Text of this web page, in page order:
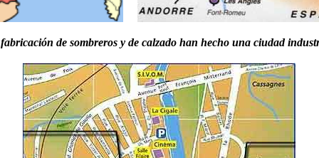
de sombreros y de calzado han hecho una ciudad